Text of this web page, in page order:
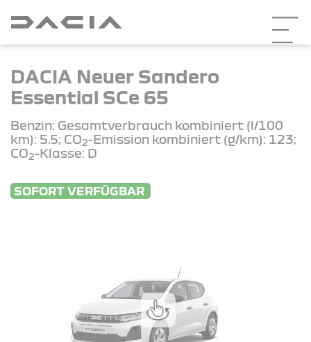
DACIA Neuer Sandero
Essential SCe 65
Benzin: Gesamtverbrauch kombiniert (l/100
km): 5.5; CO2-Emission kombiniert (g/km): 123;
CO2-Klasse: D
SOFORT VERFÜGBAR